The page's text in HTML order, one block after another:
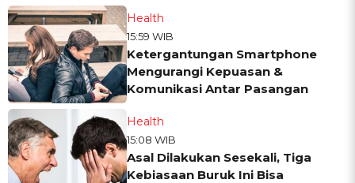
Health
15:59 WIB
Ketergantungan Smartphone
Mengurangi Kepuasan &
Komunikasi Antar Pasangan
Health
15:08 WIB
Asal Dilakukan Sesekali, Tiga
Kebiasaan Buruk Ini Bisa